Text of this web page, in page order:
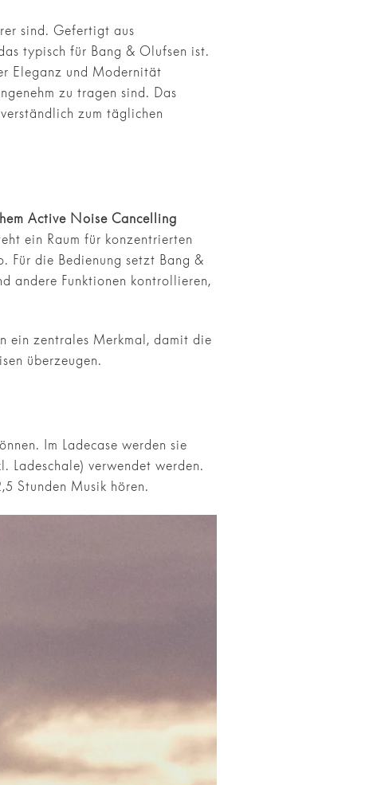
sind. Gefertigt aus
typisch für Bang & Olufsen ist.
Eleganz und Modernität
zu tragen sind. Das
zum täglichen
Active Noise Cancelling
ein Raum für konzentrierten
Für die Bedienung setzt Bang &
andere Funktionen kontrollieren,
ein zentrales Merkmal, damit die
überzeugen.
Im Ladecase werden sie
Ladeschale) verwendet werden.
Stunden Musik hören.